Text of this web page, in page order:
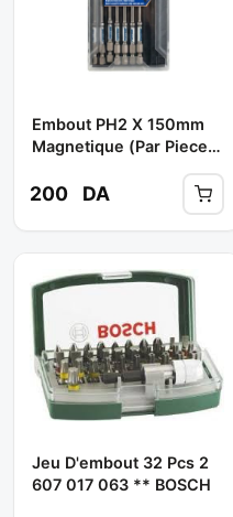
Embout PH2 X 150mm
Magnetique (Par Piece)
200 DA
Jeu D'embout 32 Pcs 2
607 017 063 ** BOSCH